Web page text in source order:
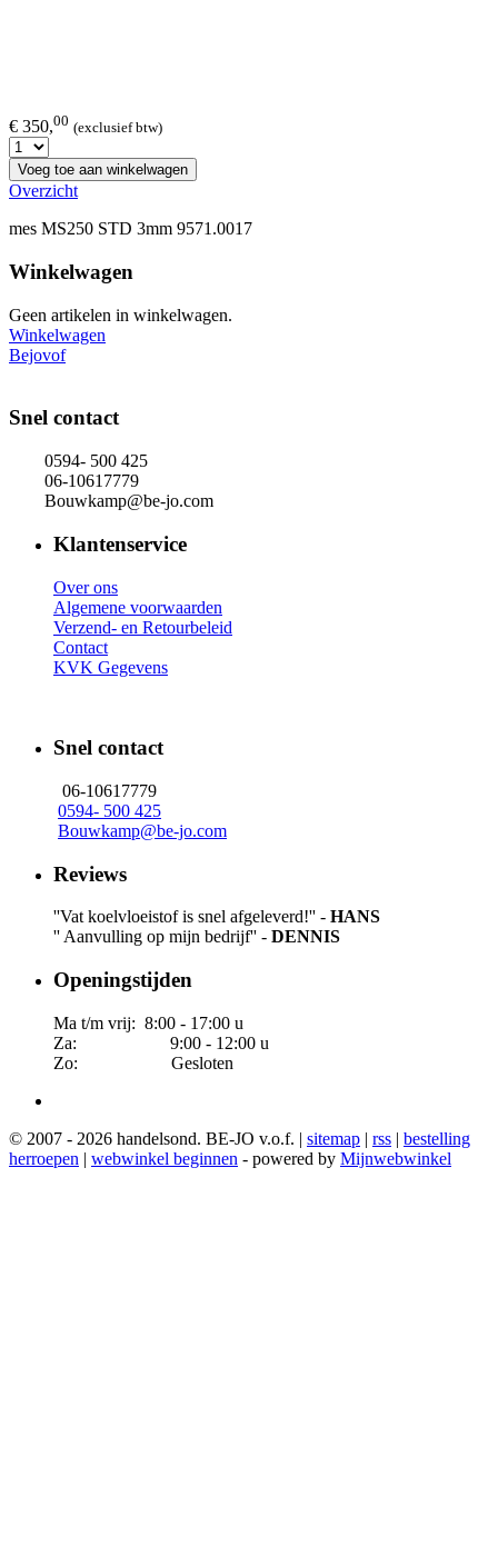
€ 350,00 (exclusief btw)
Voeg toe aan winkelwagen
Overzicht
mes MS250 STD 3mm 9571.0017
Winkelwagen
Geen artikelen in winkelwagen.
Winkelwagen
Bejovof
Snel contact
0594- 500 425
06-10617779
Bouwkamp@be-jo.com
Klantenservice
Over ons
Algemene voorwaarden
Verzend- en Retourbeleid
Contact
KVK Gegevens
Snel contact
06-10617779
0594- 500 425
Bouwkamp@be-jo.com
Reviews
''Vat koelvloeistof is snel afgeleverd!'' - HANS
'' Aanvulling op mijn bedrijf'' - DENNIS
Openingstijden
Ma t/m vrij: 8:00 - 17:00 u
Za: 9:00 - 12:00 u
Zo: Gesloten
© 2007 - 2026 handelsond. BE-JO v.o.f. | sitemap | rss | bestelling
herroepen | webwinkel beginnen - powered by Mijnwebwinkel